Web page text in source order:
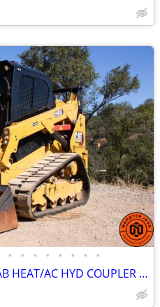
• • • • • • • •
2023 CAT 259D3 610HRS CAB HEAT/AC HYD COUPLER WARRANTY